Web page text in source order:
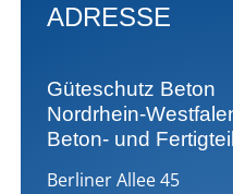
ADRESSE
Güteschutz Beton
Nordrhein-
Beton- und
Berliner Allee 45